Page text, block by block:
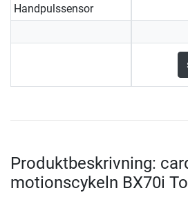
Handpulssensor
Produktbeskrivning:
motionscykeln BX70i